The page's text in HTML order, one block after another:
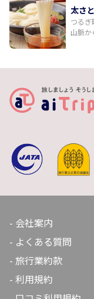
日には
瀬戸内
太さ
つるぎ
山脈か
ーでも
おすす
会社案内
よくある質問
旅行業約款
利用規約